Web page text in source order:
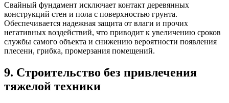
Свайный фундамент исключает контакт деревянных
конструкций стен и пола с поверхностью грунта.
Обеспечивается надежная защита от влаги и прочих
негативных воздействий, что приводит к увеличению сроков
службы самого объекта и снижению вероятности появления
плесени, грибка, промерзания помещений.
9. Строительство без привлечения
тяжелой техники